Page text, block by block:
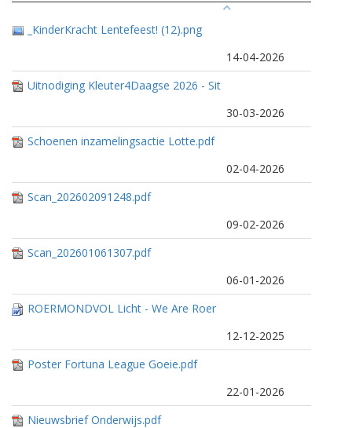
_KinderKracht Lentefeest! (12).png
14-04-2026
Uitnodiging Kleuter4Daagse 2026 - Sit
30-03-2026
Schoenen inzamelingsactie Lotte.pdf
02-04-2026
Scan_202602091248.pdf
09-02-2026
Scan_202601061307.pdf
06-01-2026
ROERMONDVOL Licht - We Are Roer
12-12-2025
Poster Fortuna League Goeie.pdf
22-01-2026
Nieuwsbrief Onderwijs.pdf